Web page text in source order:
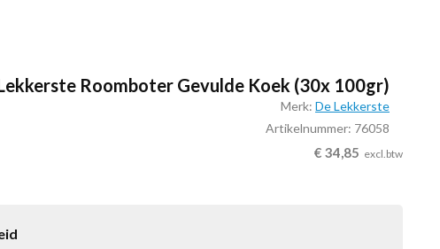
Roomboter Gevulde Koek (30x 100gr)
Merk: De Lekkerste
Artikelnummer: 76058
€ 34,85 excl.btw